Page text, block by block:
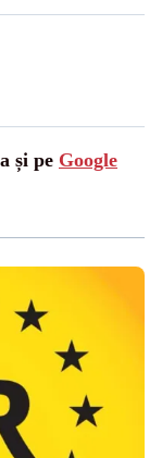
și pe Google